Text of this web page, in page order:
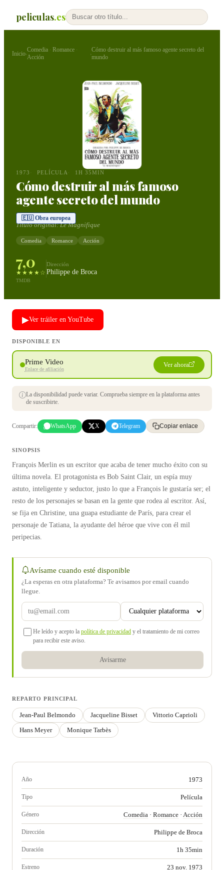
peliculas.es
Inicio›
Comedia · Romance ·
Acción ›
Cómo destruir al más famoso agente secreto del
mundo
1973 PELÍCULA 1H 35MIN
Cómo destruir al más famoso
agente secreto del mundo
🇪🇺 Obra europea
Título original:Le Magnifique
Comedia Romance Acción
7,0
★★★★☆
TMDB
Dirección
Philippe de Broca
▶Ver tráiler en YouTube
DISPONIBLE EN
Prime Video
Enlace de afiliación
Ver ahora
La disponibilidad puede variar. Comprueba siempre en la plataforma antes
de suscribirte.
Compartir: WhatsApp X Telegram Copiar enlace
SINOPSIS
François Merlin es un escritor que acaba de tener mucho éxito con su
última novela. El protagonista es Bob Saint Clair, un espía muy
astuto, inteligente y seductor, justo lo que a François le gustaría ser; el
resto de los personajes se basan en la gente que rodea al escritor. Así,
se fija en Christine, una guapa estudiante de París, para crear el
personaje de Tatiana, la ayudante del héroe que vive con él mil
peripecias.
Avísame cuando esté disponible
¿La esperas en otra plataforma? Te avisamos por email cuando
llegue.
He leído y acepto la política de privacidad y el tratamiento de mi correo
para recibir este aviso.
Avisarme
REPARTO PRINCIPAL
Jean-Paul Belmondo Jacqueline Bisset
Vittorio Caprioli
Hans Meyer
Monique Tarbès
Año 1973
Tipo Película
Género Comedia · Romance · Acción
Dirección Philippe de Broca
Duración 1h 35min
Estreno 23 nov. 1973